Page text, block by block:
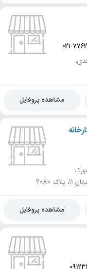
021-
مشاهده پروفایل
2080
مشاهده پروفایل